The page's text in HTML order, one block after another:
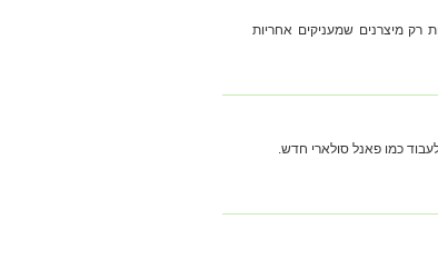
רק מיצרנים שמעניקים אחריות